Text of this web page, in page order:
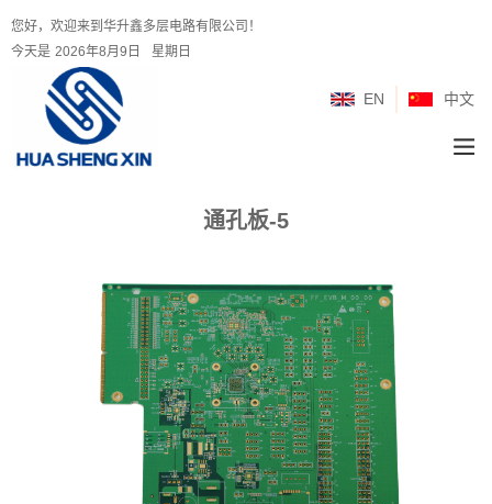
您好，欢迎来到华升鑫多层电路有限公司！
今天是 2026年8月9日 星期日
中文
EN
通孔板-5